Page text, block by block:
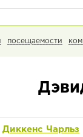
посещаемости
Диккенс Чарльз